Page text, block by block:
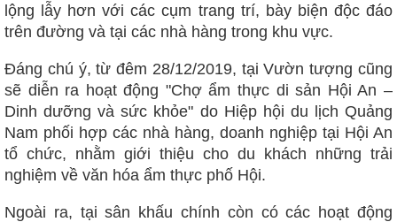
lộng lẫy hơn với các cụm trang trí, bày biện độc đáo
trên đường và tại các nhà hàng trong khu vực.
Đáng chú ý, từ đêm 28/12/2019, tại Vườn tượng cũng
sẽ diễn ra hoạt động "Chợ ẩm thực di sản Hội An –
Dinh dưỡng và sức khỏe" do Hiệp hội du lịch Quảng
Nam phối hợp các nhà hàng, doanh nghiệp tại Hội An
tổ chức, nhằm giới thiệu cho du khách những trải
nghiệm về văn hóa ẩm thực phố Hội.
Ngoài ra, tại sân khấu chính còn có các hoạt động